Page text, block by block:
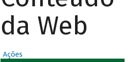
da Web
Ações